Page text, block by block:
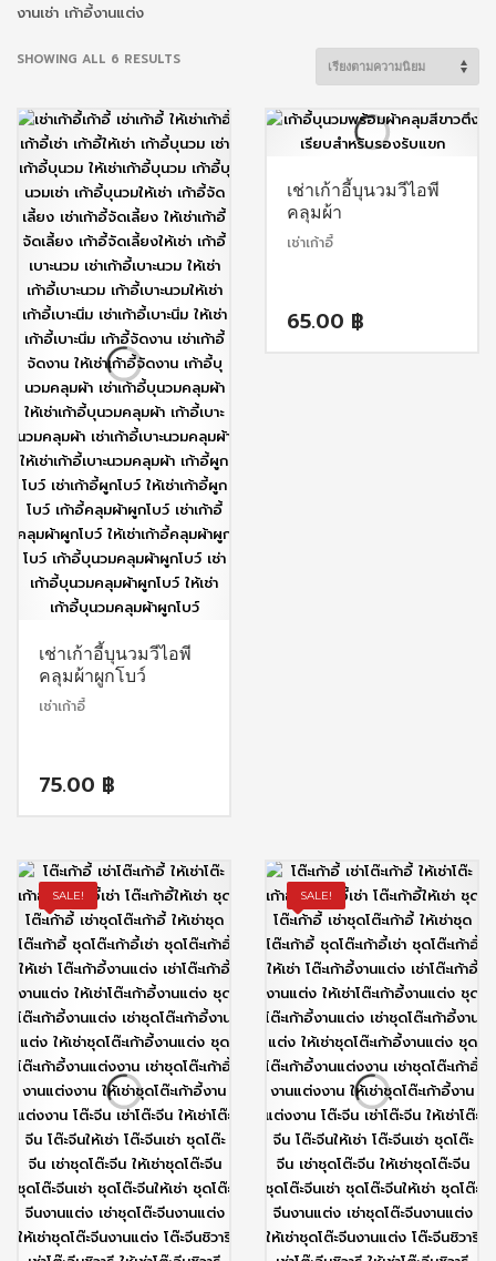
งานเช่า เก้าอี้งานแต่ง
SHOWING ALL 6 RESULTSSORTED
POPULARITY
เช่าเก้าอี้บุนวมวีไอพี
คลุมผ้าผูกโบว์
เช่าเก้าอี้
75.00 ฿
เช่าเก้าอี้บุนวมวีไอพี
คลุมผ้า
เช่าเก้าอี้
65.00 ฿
SALE! SALE!